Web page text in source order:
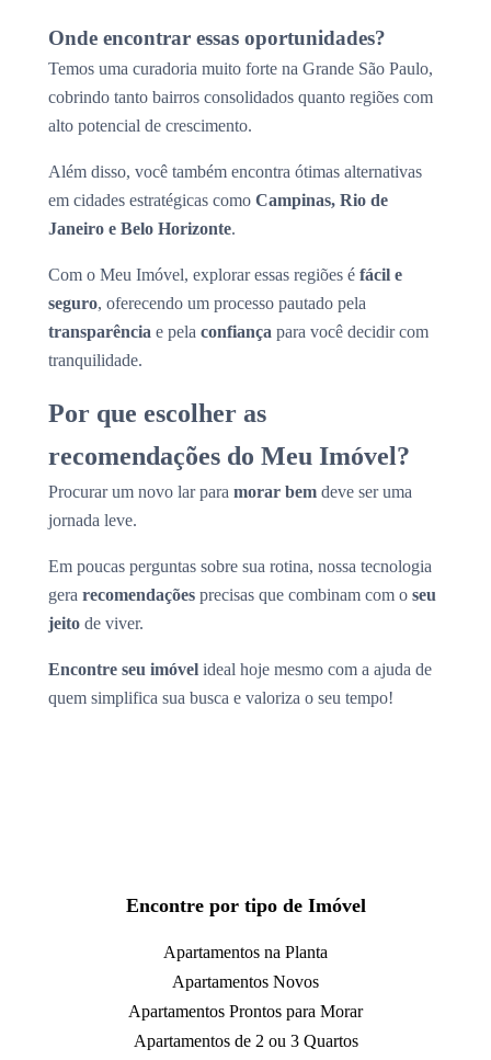
Onde encontrar essas oportunidades?
Temos uma curadoria muito forte na Grande São Paulo,
cobrindo tanto bairros consolidados quanto regiões com
alto potencial de crescimento.
Além disso, você também encontra ótimas alternativas
em cidades estratégicas como Campinas, Rio de
Janeiro e Belo Horizonte.
Com o Meu Imóvel, explorar essas regiões é fácil e
seguro, oferecendo um processo pautado pela
transparência e pela confiança para você decidir com
tranquilidade.
Por que escolher as
recomendações do Meu Imóvel?
Procurar um novo lar para morar bem deve ser uma
jornada leve.
Em poucas perguntas sobre sua rotina, nossa tecnologia
gera recomendações precisas que combinam com o seu
jeito de viver.
Encontre seu imóvel ideal hoje mesmo com a ajuda de
quem simplifica sua busca e valoriza o seu tempo!
Encontre por tipo de Imóvel
Apartamentos na Planta
Apartamentos Novos
Apartamentos Prontos para Morar
Apartamentos de 2 ou 3 Quartos